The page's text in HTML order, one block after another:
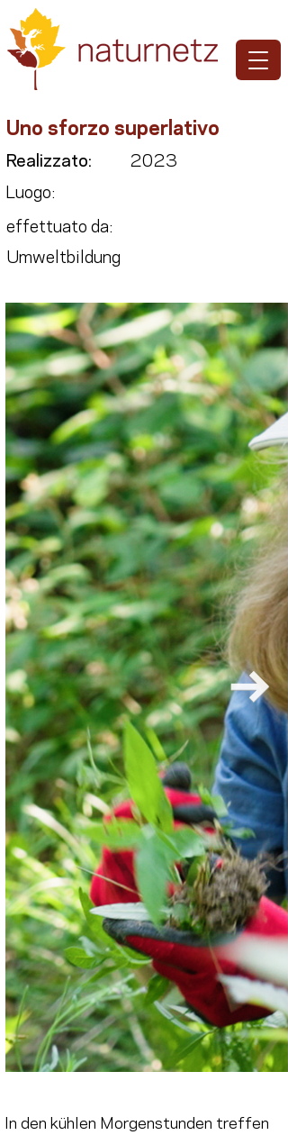
Uno sforzo superlativo
Realizzato:
2023
Luogo:
effettuato da:
Umweltbildung
In den kühlen Morgenstunden treffen